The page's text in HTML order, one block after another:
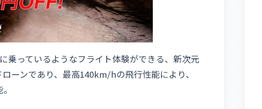
乗っているようなフライト体験ができる、新次元
ーンであり、最高140km/hの飛行性能により、